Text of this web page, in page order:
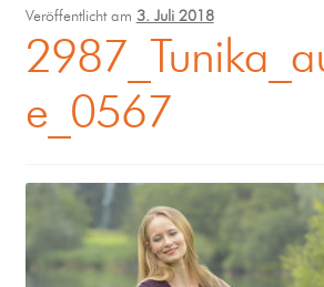
Coaching
Klangmassage
Veröffentlicht am 3. Juli 2018
e_0567